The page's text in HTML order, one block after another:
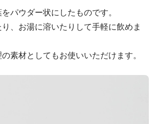
パウダー状にしたものです。
、お湯に溶いたりして手軽に飲めま
素材としてもお使いいただけます。